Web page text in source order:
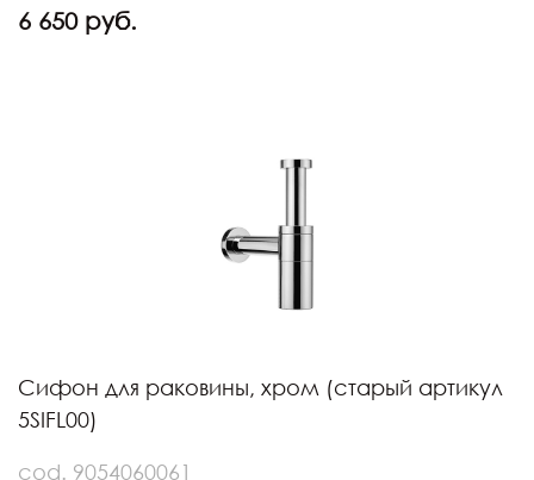
6 650 руб.
Сифон для раковины, хром (старый артикул
5SIFL00)
cod. 9054060061